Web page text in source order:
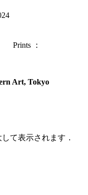
Prints ：
Art, Tokyo
て表示されます．